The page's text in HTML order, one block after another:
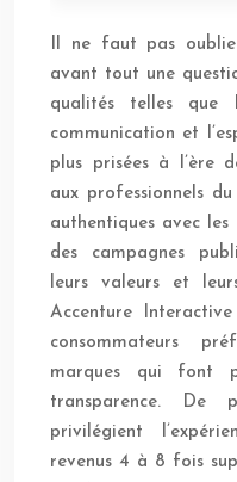
Il ne faut pas
avant tout une
qualités telles que
communication et
plus prisées à l’ère
aux professionnels
authentiques avec
des campagnes
leurs valeurs et
Accenture
consommateurs
marques qui font
transparence. De
privilégient
revenus 4 à 8 fois